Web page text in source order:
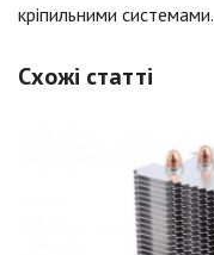
кріпильними системами.
Схожі статті